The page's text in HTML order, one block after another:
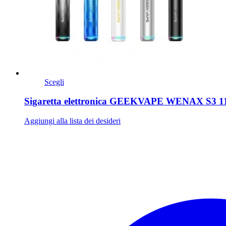
Scegli
Sigaretta elettronica GEEKVAPE WENAX S3
Aggiungi alla lista dei desideri